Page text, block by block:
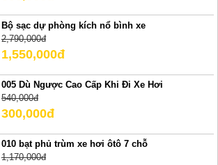
Bộ sạc dự phòng kích nổ bình xe
2,790,000đ
1,550,000đ
005 Dù Ngược Cao Cấp Khi Đi Xe Hơi
540,000đ
300,000đ
010 bạt phủ trùm xe hơi ôtô 7 chỗ
1,170,000đ